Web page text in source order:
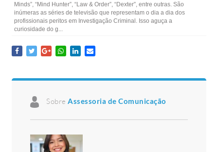
Minds”, “Mind Hunter”, “Law & Order”, “Dexter”, entre outras. São
inúmeras as séries de televisão que representam o dia a dia dos
profissionais peritos em Investigação Criminal. Isso aguça a
curiosidade do g...
Sobre Assessoria de Comunicação